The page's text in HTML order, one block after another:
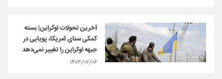
آخرین تحولات اوکراین| بسته
کمکی سنای آمریکا، پویایی در
جبهه اوکراین را تغییر نمی‌دهد
۱۴۰۳/۰۲/۰۶